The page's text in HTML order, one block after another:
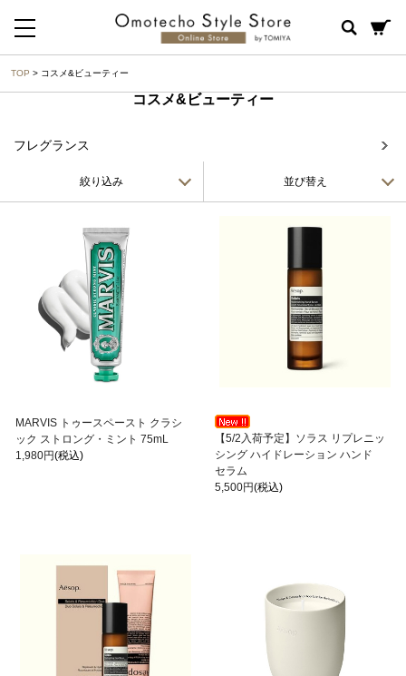
TOP > コスメ&ビューティー
コスメ&ビューティー
フレグランス
絞り込み 並び替え
MARVIS トゥースペースト クラシ
ック ストロング・ミント 75mL
1,980円(税込)
【5/2入荷予定】ソラス リプレニッ
シング ハイドレーション ハンド
セラム
5,500円(税込)